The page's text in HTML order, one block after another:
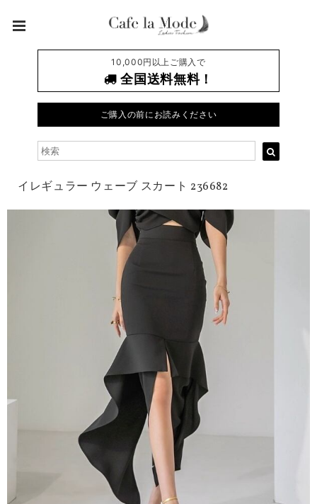
10,000円以上ご購入で
全国送料無料！
ご購入の前にお読みください
イレギュラー ウェーブ スカート 236682